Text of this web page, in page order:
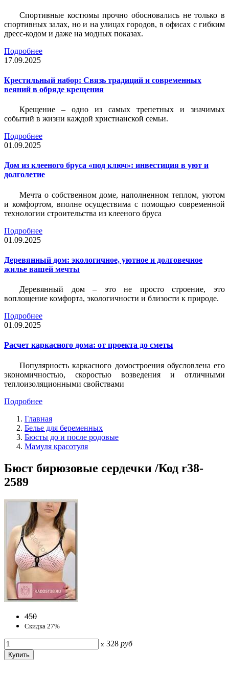
Спортивные костюмы прочно обосновались не только в
спортивных залах, но и на улицах городов, в офисах с гибким
дресс-кодом и даже на модных показах.
Подробнее
17.09.2025
Крестильный набор: Связь традиций и современных
веяний в обряде крещения
Крещение – одно из самых трепетных и значимых
событий в жизни каждой христианской семьи.
Подробнее
01.09.2025
Дом из клееного бруса «под ключ»: инвестиция в уют и
долголетие
Мечта о собственном доме, наполненном теплом, уютом
и комфортом, вполне осуществима с помощью современной
технологии строительства из клееного бруса
Подробнее
01.09.2025
Деревянный дом: экологичное, уютное и долговечное
жилье вашей мечты
Деревянный дом – это не просто строение, это
воплощение комфорта, экологичности и близости к природе.
Подробнее
01.09.2025
Расчет каркасного дома: от проекта до сметы
Популярность каркасного домостроения обусловлена его
экономичностью, скоростью возведения и отличными
теплоизоляционными свойствами
Подробнее
Главная
Белье для беременных
Бюсты до и после родовые
Мамуля красотуля
Бюст бирюзовые сердечки /Код r38-
2589
450
Скидка 27%
x 328 руб